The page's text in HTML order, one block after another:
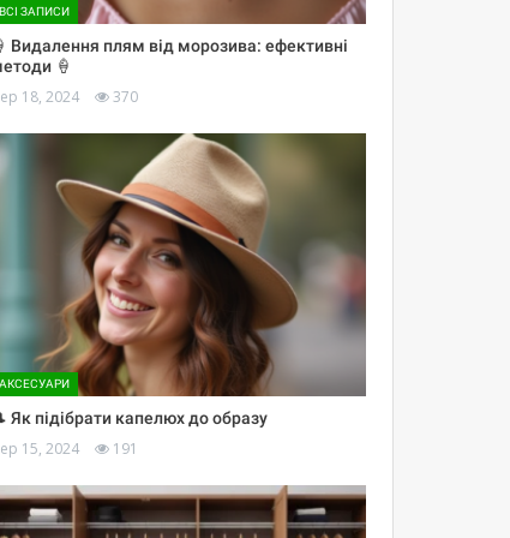
ВСІ ЗАПИСИ
Видалення плям від морозива: ефективні
🍦
18, 2024 370
АКСЕСУАРИ
Як підібрати капелюх до образу
15, 2024 191